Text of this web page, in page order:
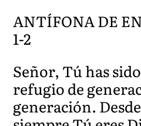
ANTÍFONA DE
1-2
Señor, Tú has
refugio de
generación.